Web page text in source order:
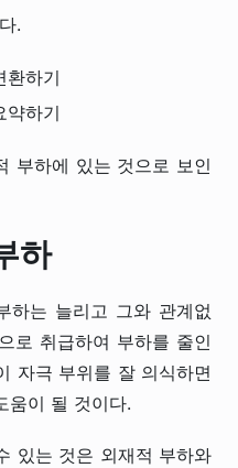
.
환하기
약하기
부하에 있는 것으로 보인
하
하는 늘리고 그와 관계없
로 취급하여 부하를 줄인
자극 부위를 잘 의식하면
움이 될 것이다.
있는 것은 외재적 부하와